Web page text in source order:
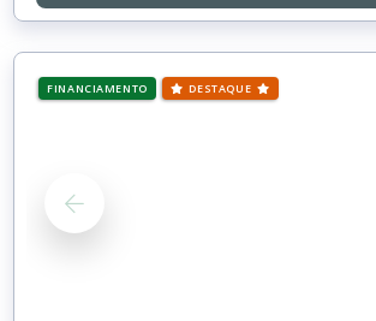
FINANCIAMENTO DESTAQUE